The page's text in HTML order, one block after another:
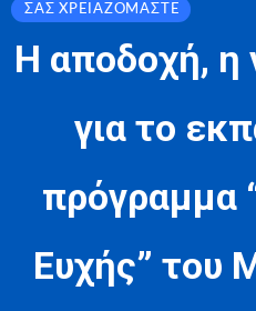
ΣΑΣ ΧΡΕΙΑΖΌΜΑΣΤΕ
Η αποδοχή, η
για το
πρόγραμμα
Ευχής” του